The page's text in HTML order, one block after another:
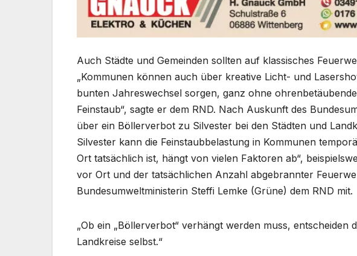
Auch Städte und Gemeinden sollten auf klassisches
„Kommunen können auch über kreative Licht- und
bunten Jahreswechsel sorgen, ganz ohne
Feinstaub“, sagte er dem RND. Nach Auskunft des
über ein Böllerverbot zu Silvester bei den Städten und
Silvester kann die Feinstaubbelastung in Kommunen
Ort tatsächlich ist, hängt von vielen Faktoren ab“,
vor Ort und der tatsächlichen Anzahl abgebrannter
Bundesumweltministerin Steffi Lemke (Grüne) dem RND mit.
„Ob ein „Böllerverbot“ verhängt werden muss, entscheiden
Landkreise selbst.“